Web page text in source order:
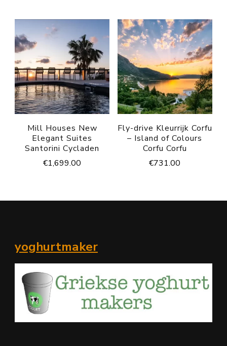
Mill Houses New
Elegant Suites
Santorini Cycladen
€1,699.00
Fly-drive Kleurrijk Corfu
– Island of Colours
Corfu Corfu
€731.00
yoghurtmaker